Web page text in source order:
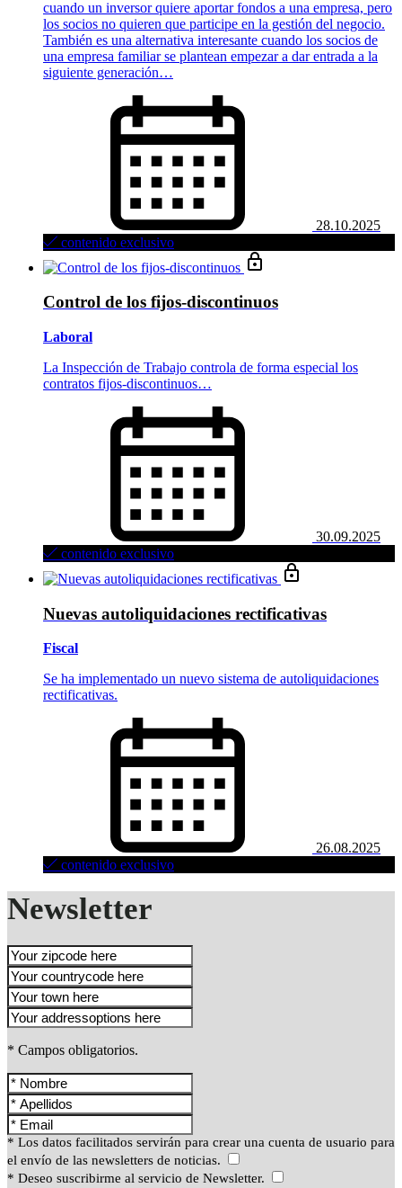
cuando un inversor quiere aportar fondos a una empresa, pero
los socios no quieren que participe en la gestión del negocio.
También es una alternativa interesante cuando los socios de
una empresa familiar se plantean empezar a dar entrada a la
siguiente generación…
28.10.2025
contenido exclusivo
Control de los fijos-discontinuos
Laboral
La Inspección de Trabajo controla de forma especial los
contratos fijos-discontinuos…
30.09.2025
contenido exclusivo
Nuevas autoliquidaciones rectificativas
Fiscal
Se ha implementado un nuevo sistema de autoliquidaciones
rectificativas.
26.08.2025
contenido exclusivo
Newsletter
* Campos obligatorios.
* Los datos facilitados servirán para crear una cuenta de usuario para
el envío de las newsletters de noticias.
* Deseo suscribirme al servicio de Newsletter.